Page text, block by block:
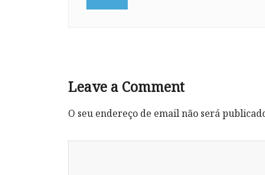
Leave a Comment
O seu endereço de email não será